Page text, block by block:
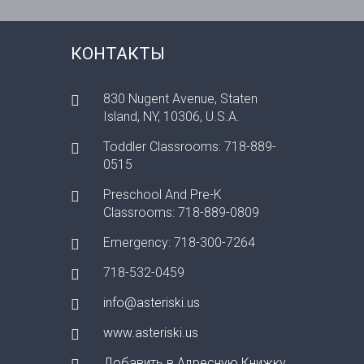
КОНТАКТЫ
830 Nugent Avenue, Staten
Island, NY, 10306, U.S.A.
Toddler Classrooms: 718-889-
0515
Preschool And Pre-K
Classrooms: 718-889-0809
Emergency: 718-300-7264
718-532-0459
info@asteriski.us
www.asteriski.us